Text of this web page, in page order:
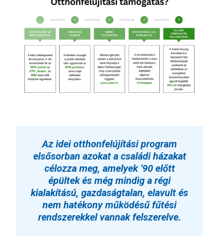
Az idei otthonfelújítási program
elsősorban azokat a családi házakat
célozza meg, amelyek ’90 előtt
épültek és még mindig a régi
kialakítású, gazdaságtalan, elavult és
nem hatékony működésű fűtési
rendszerekkel vannak felszerelve.